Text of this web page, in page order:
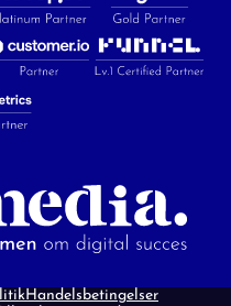
Handelsbetingelser